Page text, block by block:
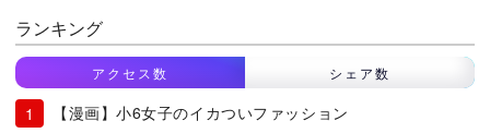
ランキング
アクセス数 シェア数
【漫画】小6女子のイカついファッション